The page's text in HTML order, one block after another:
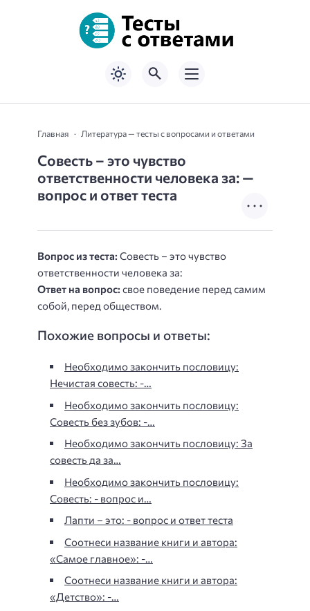
Главная Литература — тесты с вопросами и ответами
Совесть – это чувство
ответственности человека за: —
вопрос и ответ теста
Вопрос из теста: Совесть – это чувство
ответственности человека за:
Ответ на вопрос: свое поведение перед самим
собой, перед обществом.
Похожие вопросы и ответы:
Необходимо закончить пословицу:
Нечистая совесть: -…
Необходимо закончить пословицу:
Совесть без зубов: -…
Необходимо закончить пословицу: За
совесть да за…
Необходимо закончить пословицу:
Совесть: - вопрос и…
Лапти – это: - вопрос и ответ теста
Соотнеси название книги и автора:
«Самое главное»: -…
Соотнеси название книги и автора:
«Детство»: -…